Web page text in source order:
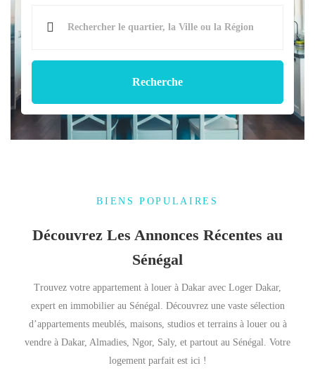
Recherche
BIENS POPULAIRES
Découvrez Les Annonces Récentes au
Sénégal
Trouvez votre appartement à louer à Dakar avec Loger Dakar,
expert en immobilier au Sénégal. Découvrez une vaste sélection
d’appartements meublés, maisons, studios et terrains à louer ou à
vendre à Dakar, Almadies, Ngor, Saly, et partout au Sénégal. Votre
logement parfait est ici !